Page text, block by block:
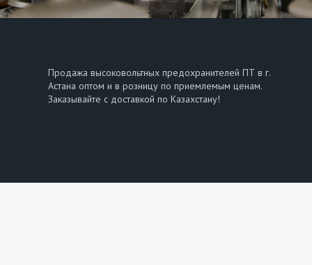
Продажа высоковольтных предохранителей ПТ в г.
Астана оптом и в розницу по приемлемым ценам.
Заказывайте с доставкой по Казахстану!